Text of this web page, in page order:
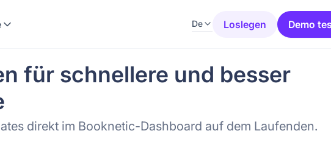
De Loslegen Demo
für schnellere und besser
direkt im Booknetic-Dashboard auf dem Laufenden.